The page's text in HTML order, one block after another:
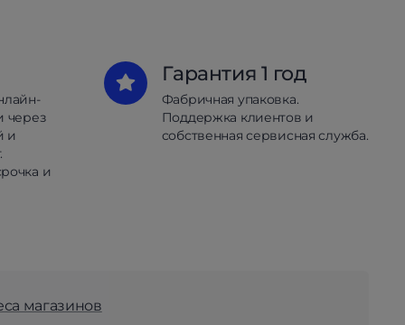
через
и
и
Гарантия 1 год
Фабричная упаковка.
Поддержка клиентов и
собственная сервисная служба.
магазинов